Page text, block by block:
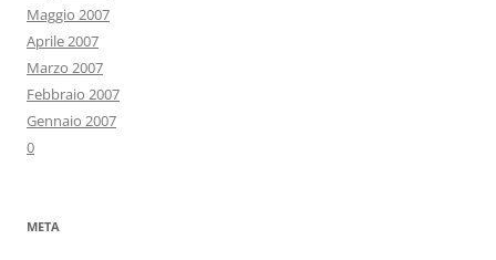
Maggio 2007
Aprile 2007
Marzo 2007
Febbraio 2007
Gennaio 2007
0
META